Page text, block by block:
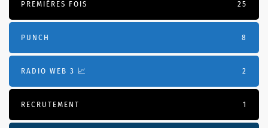
PREMIÈRES FOIS 25
PUNCH 8
RADIO WEB 3 📈 2
RECRUTEMENT 1